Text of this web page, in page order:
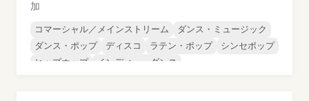
加
コマーシャル／メインストリーム
ダンス・ミュージック
ダンス・ポップ
ディスコ ラテン・ポップ
シンセポップ
ヒップホップ
インディー・ダンス